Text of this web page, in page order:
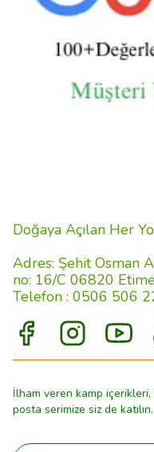
Doğaya Açılan Her
Adres: Şehit Osman
no: 16/C 06820
Telefon : 0506 506
İlham veren kamp
posta serimize siz de katılın.